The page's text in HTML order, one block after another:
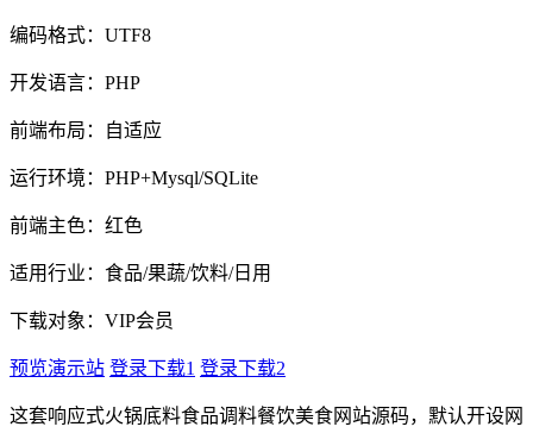
编码格式：UTF8
开发语言：PHP
前端布局：自适应
运行环境：PHP+Mysql/SQLite
前端主色：红色
适用行业：食品/果蔬/饮料/日用
下载对象：VIP会员
预览演示站 登录下载1 登录下载2
这套响应式火锅底料食品调料餐饮美食网站源码，默认开设网